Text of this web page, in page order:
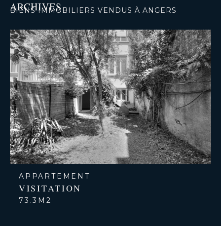
ARCHIVES
BIENS IMMOBILIERS VENDUS À ANGERS
APPARTEMENT
VISITATION
73.3M2